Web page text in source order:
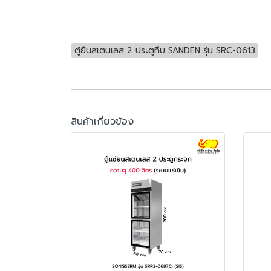
ตู้ยืนสเตนเลส 2 ประตูทึบ SANDEN รุ่น SRC-0613
สินค้าเกี่ยวข้อง